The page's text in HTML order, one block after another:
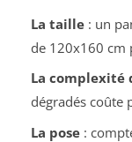
La taille: un
de 120x160 cm
La complexité
dégradés coûte
La pose: